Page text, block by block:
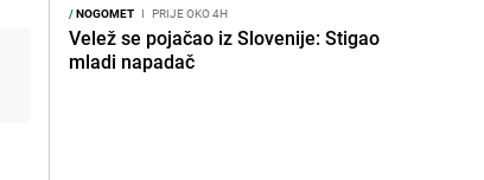
/NOGOMET I PRIJE OKO 4H
Velež se pojačao iz Slovenije: Stigao
mladi napadač